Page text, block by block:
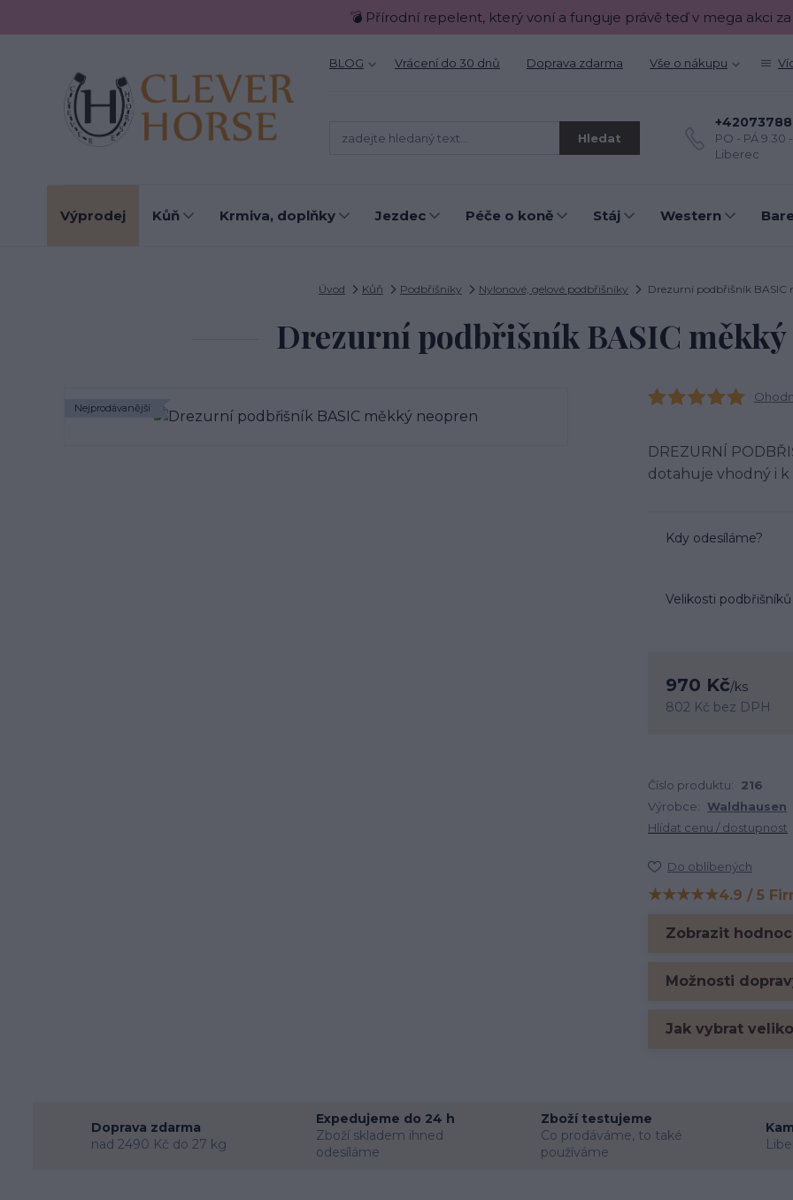
💣 Přírodní repelent, který voní a funguje právě teď v mega akci za
BLOG Vrácení do 30 dnů Doprava zdarma Vše o nákupu
Hledat
PO - PÁ 9.30
Liberec
Výprodej Kůň Krmiva, doplňky Jezdec Péče o koně Stáj Western
Úvod Kůň Podbřišníky Nylonové, gelové podbřišníky Drezurní podbřišník BASIC
Drezurní podbřišník BASIC měkký
Nejprodávanější
DREZURNÍ
dotahuje vhodný i
Kdy odesíláme?
Velikosti podbřišníků
970 Kč/ks
802 Kč bez DPH
Číslo produktu: 216
Výrobce: Waldhausen
Hlídat cenu / dostupnost
Do oblíbených
Hodnocení na
★★★★★4.9 / 5
Zobrazit
Možnosti
Jak vybrat
Doprava zdarma
nad 2490 Kč do 27 kg
Expedujeme do 24 h
Zboží skladem ihned
odesíláme
Zboží testujeme
Co prodáváme, to také
používáme